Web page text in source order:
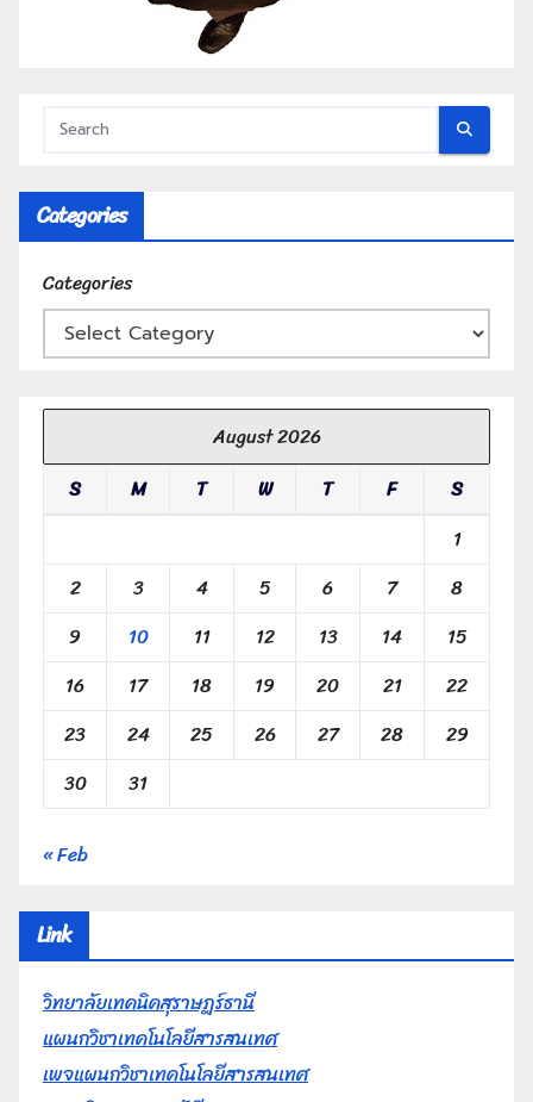
Categories
Categories
August 2026
S
M T W T F
S
1
2
3 4 5 6 7
8
9
10 11 12 13 14
15
16
17 18 19 20 21
22
23
24 25 26 27 28
29
30
31
« Feb
Link
วิทยาลัยเทคนิคสุราษฎร์ธานี
แผนกวิชาเทคโนโลยีสารสนเทศ
เพจแผนกวิชาเทคโนโลยีสารสนเทศ